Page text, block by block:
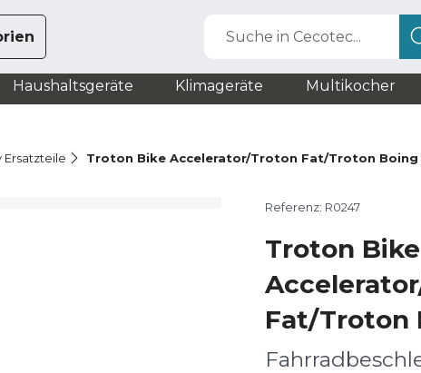
Suche in Cecotec...
Haushaltsgeräte Klimageräte Multikocher
Ersatzteile Troton Bike Accelerator/Troton Fat/Troton Boing
Referenz: R0247
Troton Bike
Fat/Troton